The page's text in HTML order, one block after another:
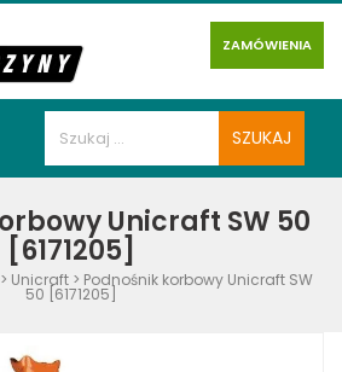
ZAMÓWIENIA
Unicraft SW 50
[6171205]
> Unicraft > Podnośnik korbowy Unicraft SW
50 [6171205]